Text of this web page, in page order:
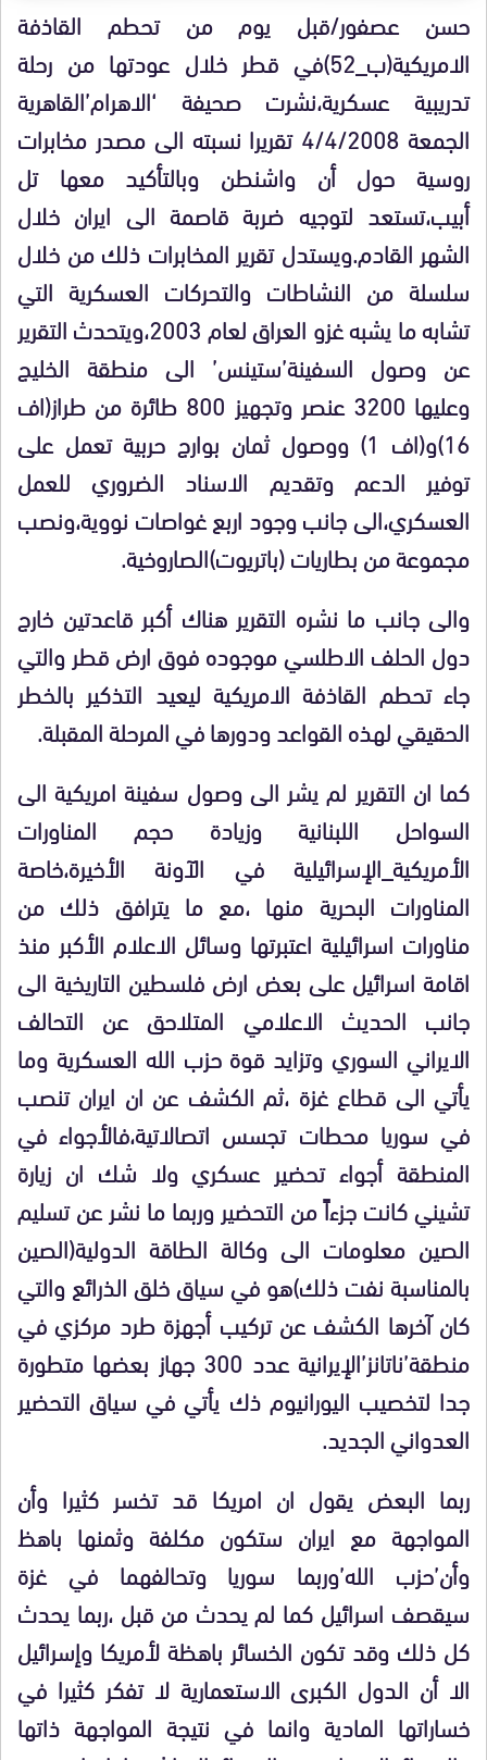
حسن عصفور/قبل يوم من تحطم القاذفة
الامريكية(ب_52)في قطر خلال عودتها من رحلة
تدريبية عسكرية،نشرت صحيفة ‘الاهرام’القاهرية
الجمعة 4/4/2008 تقريرا نسبته الى مصدر مخابرات
روسية حول أن واشنطن وبالتأكيد معها تل
أبيب،تستعد لتوجيه ضربة قاصمة الى ايران خلال
الشهر القادم.ويستدل تقرير المخابرات ذلك من خلال
سلسلة من النشاطات والتحركات العسكرية التي
تشابه ما يشبه غزو العراق لعام 2003،ويتحدث التقرير
عن وصول السفينة’ستينس’ الى منطقة الخليج
وعليها 3200 عنصر وتجهيز 800 طائرة من طراز(اف
16)و(اف 1) ووصول ثمان بوارج حربية تعمل على
توفير الدعم وتقديم الاسناد الضروري للعمل
العسكري،الى جانب وجود اربع غواصات نووية،ونصب
مجموعة من بطاريات (باتريوت)الصاروخية.
والى جانب ما نشره التقرير هناك أكبر قاعدتين خارج
دول الحلف الاطلسي موجوده فوق ارض قطر والتي
جاء تحطم القاذفة الامريكية ليعيد التذكير بالخطر
الحقيقي لهذه القواعد ودورها في المرحلة المقبلة.
كما ان التقرير لم يشر الى وصول سفينة امريكية الى
السواحل اللبنانية وزيادة حجم المناورات
الأمريكية_الإسرائيلية في الآونة الأخيرة،خاصة
المناورات البحرية منها ،مع ما يترافق ذلك من
مناورات اسرائيلية اعتبرتها وسائل الاعلام الأكبر منذ
اقامة اسرائيل على بعض ارض فلسطين التاريخية الى
جانب الحديث الاعلامي المتلاحق عن التحالف
الايراني السوري وتزايد قوة حزب الله العسكرية وما
يأتي الى قطاع غزة ،ثم الكشف عن ان ايران تنصب
في سوريا محطات تجسس اتصالاتية،فالأجواء في
المنطقة أجواء تحضير عسكري ولا شك ان زيارة
تشيني كانت جزءاً من التحضير وربما ما نشر عن تسليم
الصين معلومات الى وكالة الطاقة الدولية(الصين
بالمناسبة نفت ذلك)هو في سياق خلق الذرائع والتي
كان آخرها الكشف عن تركيب أجهزة طرد مركزي في
منطقة’ناتانز’الإيرانية عدد 300 جهاز بعضها متطورة
جدا لتخصيب اليورانيوم ذك يأتي في سياق التحضير
العدواني الجديد.
ربما البعض يقول ان امريكا قد تخسر كثيرا وأن
المواجهة مع ايران ستكون مكلفة وثمنها باهظ
وأن’حزب الله’وربما سوريا وتحالفهما في غزة
سيقصف اسرائيل كما لم يحدث من قبل ،ربما يحدث
كل ذلك وقد تكون الخسائر باهظة لأمريكا وإسرائيل
الا أن الدول الكبرى الاستعمارية لا تفكر كثيرا في
خساراتها المادية وانما في نتيجة المواجهة ذاتها